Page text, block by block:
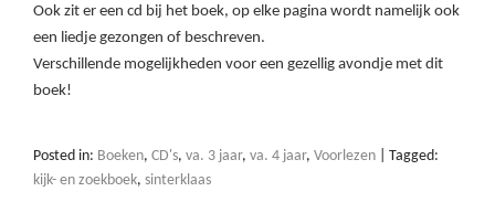
Ook zit er een cd bij het boek, op elke pagina wordt namelijk ook
een liedje gezongen of beschreven.
Verschillende mogelijkheden voor een gezellig avondje met dit
boek!
Posted in: Boeken, CD's, va. 3 jaar, va. 4 jaar, Voorlezen
Tagged:
kijk- en zoekboek, sinterklaas